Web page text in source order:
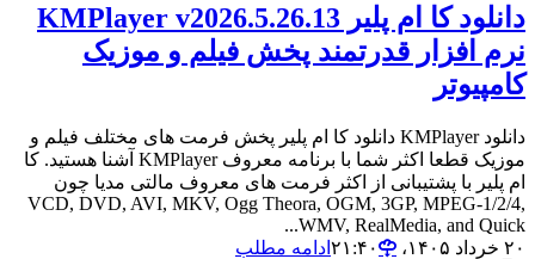
دانلود کا ام پلیر KMPlayer v2026.5.26.13
نرم افزار قدرتمند پخش فیلم و موزیک
کامپیوتر
دانلود KMPlayer دانلود کا ام پلیر پخش فرمت های مختلف فیلم و
موزیک قطعا اکثر شما با برنامه معروف KMPlayer آشنا هستید. کا
ام پلیر با پشتیبانی از اکثر فرمت های معروف مالتی مدیا چون
VCD, DVD, AVI, MKV, Ogg Theora, OGM, 3GP, MPEG-1/2/4,
WMV, RealMedia, and Quick...
۲۰ خرداد ۱۴۰۵،‏ ۲۱:۴۰
ادامه مطلب